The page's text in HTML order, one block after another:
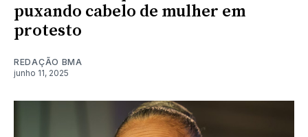
puxando cabelo de mulher em
protesto
REDAÇÃO BMA
junho 11, 2025